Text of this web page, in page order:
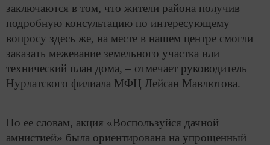
заключаются в том, что жители района получив
подробную консультацию по интересующему
вопросу здесь же, на месте в нашем центре смогли
заказать межевание земельного участка или
технический план дома, – отмечает руководитель
Нурлатского филиала МФЦ Лейсан Мавлютова.
По ее словам, акция «Воспользуйся дачной
амнистией» была ориентирована на упрощенный